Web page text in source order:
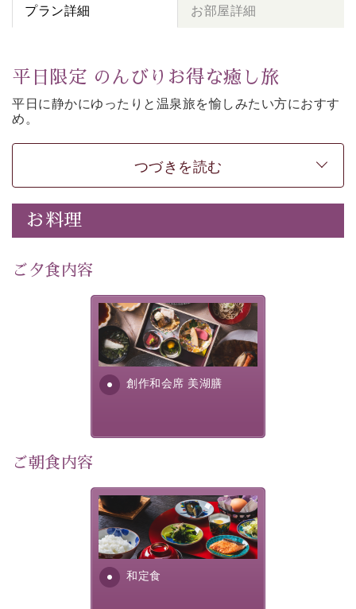
プラン詳細 お部屋詳細
平日限定 のんびりお得な癒し旅
平日に静かにゆったりと温泉旅を愉しみたい方におすす
め。
い。
どなたでもお得にご予約できます。
-----------【安心への取り組み】----------
個室料亭、貸切風呂のご利用が可能な上、 安心安全にご
滞在いただけるよう
徹底した衛生管理を行っております。
---------------------------------------------
【公式限定価格】 通常料金よりお一人様1100円引き
・朝夕個室料亭で個室食
・館内着をご用意
・就寝用パジャマをご用意
・館内フリーWi-Fi
・チェックイン15時、チェックアウト10時
つづきを読む
お料理
ご夕食内容
創作和会席 美湖膳
美湖膳とは諏訪の地で特別を
提供する為に料理長・神原 裕
明が考え出した創作和会席で
す。美しい諏訪湖の幸...
ご朝食内容
和定食
さっぱりとした和食膳に使わ
れる食材は、諏訪の名産品を
ふんだんに取り入れ、安心・
安全を心掛けた長野県産...